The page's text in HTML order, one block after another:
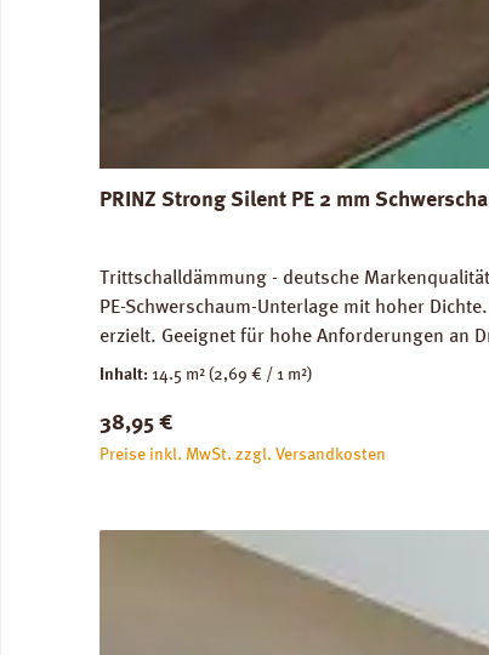
PRINZ Strong Silent PE 2 mm
Trittschalldämmung - deutsche
PE-Schwerschaum-Unterlage mit hoher
erzielt. Geeignet für hohe Anforderungen an
genutze Flächen) und im Objektbereich. Für
unbedenklich. Verfügbare Downloads:
Inhalt: 14.5 m² (2,69 € / 1 m²)
Regulärer Preis:
38,95 €
Preise inkl. MwSt. zzgl. Versandkosten